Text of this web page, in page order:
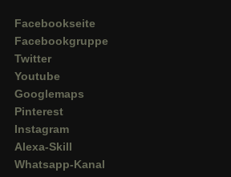
Facebookseite
Facebookgruppe
Twitter
Youtube
Googlemaps
Pinterest
Instagram
Alexa-Skill
Whatsapp-Kanal